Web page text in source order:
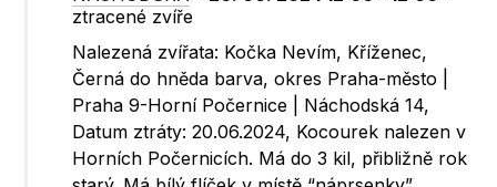
ztracené zvíře
Nalezená zvířata: Kočka Nevím, Kříženec,
Černá do hněda barva, okres Praha-město |
Praha 9-Horní Počernice | Náchodská 14,
Datum ztráty: 20.06.2024, Kocourek nalezen v
Horních Počernicích. Má do 3 kil, přibližně rok